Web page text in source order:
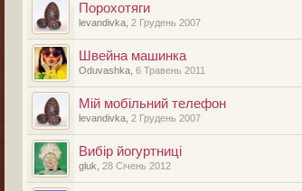
Порохотяги
levandivka 2 Грудень 2007
Швейна машинка
Oduvashka 6 Травень 2011
Мій мобільний телефон
levandivka 2 Грудень 2007
Вибір йогуртниці
gluk 28 Січень 2012